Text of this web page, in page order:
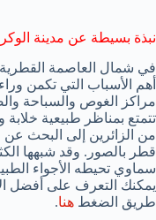
نبذة بسيطة عن مدينة
في شمال العاصمة القطرية
أهم الأسباب التي تكمن
مراكز الغوص والسباحة
تتمتع بمناظر طبيعية
من الزائرين إلى البحث
قطر بالصور. وقد شبهها
سماوي تحيطه الأجواء
يمكنك التعرف على أفضل
طريق الضغط هنا.